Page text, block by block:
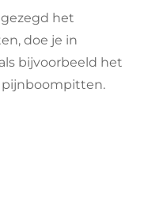
het
doe je in
bijvoorbeeld het
pijnboompitten.